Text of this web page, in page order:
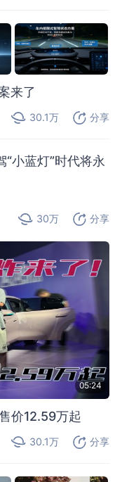
来了
30.1万 分享
小蓝灯”时代将永
30万 分享
05:24
价12.59万起
30.1万 分享